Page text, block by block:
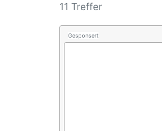
11 Treffer
Gesponsert